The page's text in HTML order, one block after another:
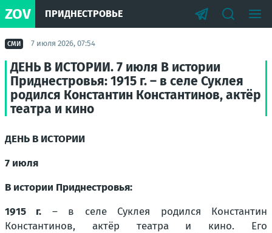
ZOV ПРИДНЕСТРОВЬЕ
СМИ 7 июля 2026, 07:54
ДЕНЬ В ИСТОРИИ. 7 июля В истории
Приднестровья: 1915 г. – в селе Суклея
родился Константин Константинов, актёр
театра и кино
ДЕНЬ В ИСТОРИИ
7 июля
В истории Приднестровья:
1915 г. – в селе Суклея родился Константин
Константинов, актёр театра и кино. Его